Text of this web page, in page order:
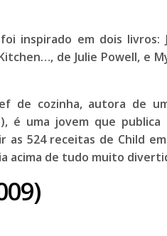
inspirado em dois livros:
, de Julie Powell, e
de cozinha, autora de
), é uma jovem que publica
524 receitas de Child
acima de tudo muito